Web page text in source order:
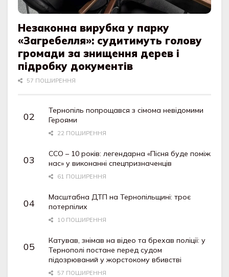
Незаконна вирубка у парку
«Загребелля»: судитимуть голову
громади за знищення дерев і
підробку документів
57 ПОШИРЕННЯ
Тернопіль попрощався з сімома невідомими
Героями
22 ПОШИРЕННЯ
ССО – 10 років: легендарна «Пісня буде поміж
нас» у виконанні спецпризначенців
61 ПОШИРЕННЯ
Масштабна ДТП на Тернопільщині: троє
потерпілих
10 ПОШИРЕННЯ
Катував, знімав на відео та брехав поліції: у
Тернополі постане перед судом
підозрюваний у жорстокому вбивстві
57 ПОШИРЕННЯ